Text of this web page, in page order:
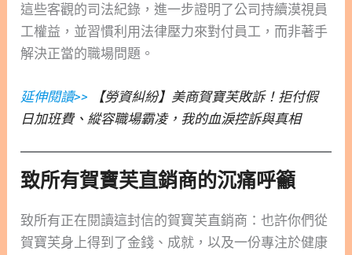
這些客觀的司法紀錄，進一步證明了公司持續漠視員
工權益，並習慣利用法律壓力來對付員工，而非著手
解決正當的職場問題。
延伸閱讀>>
【勞資糾紛】美商賀寶芙敗訴！拒付假
日加班費、縱容職場霸凌，我的血淚控訴與真相
致所有賀寶芙直銷商的沉痛呼籲
致所有正在閱讀這封信的賀寶芙直銷商：也許你們從
賀寶芙身上得到了金錢、成就，以及一份專注於健康